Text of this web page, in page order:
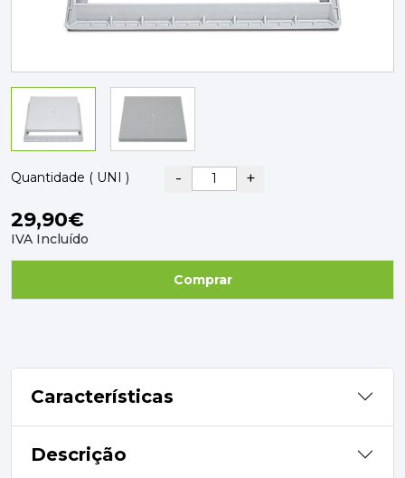
TINTAS, DROGAS E LIMPEZA
DYRUP
SKIL
Quantidade ( UNI ) - +
29,90€
IVA Incluído
Comprar
Características
Descrição